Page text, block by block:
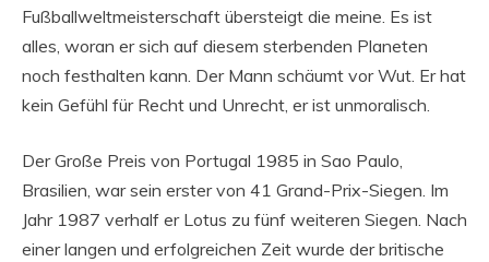
Fußballweltmeisterschaft übersteigt die meine. Es ist
alles, woran er sich auf diesem sterbenden Planeten
noch festhalten kann. Der Mann schäumt vor Wut. Er hat
kein Gefühl für Recht und Unrecht, er ist unmoralisch.
Der Große Preis von Portugal 1985 in Sao Paulo,
Brasilien, war sein erster von 41 Grand-Prix-Siegen. Im
Jahr 1987 verhalf er Lotus zu fünf weiteren Siegen. Nach
einer langen und erfolgreichen Zeit wurde der britische